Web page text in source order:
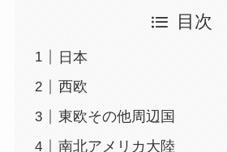
目次
日本
西欧
東欧その他周辺国
南北アメリカ大陸